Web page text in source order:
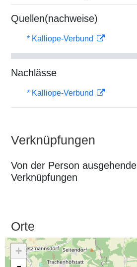
Quellen(nachweise)
* Kalliope-Verbund
Nachlässe
* Kalliope-Verbund
Verknüpfungen
Von der Person ausgehende
Verknüpfungen
Orte
+